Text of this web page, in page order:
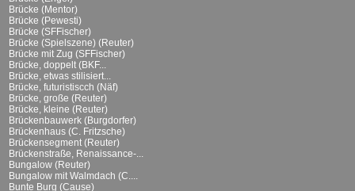
Brücke (Mentor)
Brücke (Pewesti)
Brücke (SFFischer)
Brücke (Spielszene) (Reuter)
Brücke mit Zug (SFFischer)
Brücke, doppelt (BKF...
Brücke, etwas stilisiert...
Brücke, futuristiscch (Näf)
Brücke, große (Reuter)
Brücke, kleine (Reuter)
Brückenbauwerk (Burgdorfer)
Brückenhaus (C. Fritzsche)
Brückensegment (Reuter)
Brückenstraße, Renaissance-...
Bungalow (Reuter)
Bungalow mit Walmdach (C....
Bunte Burg (Cause)